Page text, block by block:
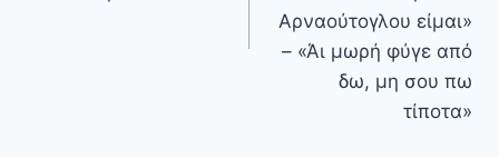
Αρναούτογλου είμαι»
– «Άι μωρή φύγε από
δω, μη σου πω
τίποτα»